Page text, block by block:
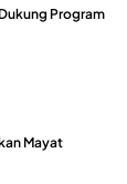
Program
Mayat